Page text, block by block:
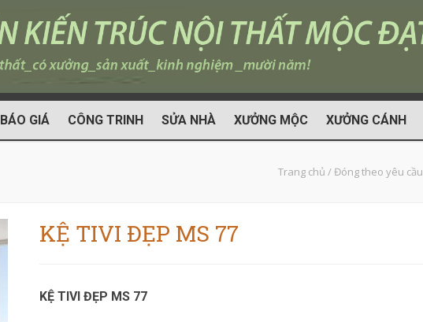
BÁO GIÁ CÔNG TRINH SỬA NHÀ XƯỞNG MỘC XƯỞNG CÁNH
Trang chủ /Đóng theo yêu cầu
KỆ TIVI ĐẸP MS 77
KỆ TIVI ĐẸP MS 77